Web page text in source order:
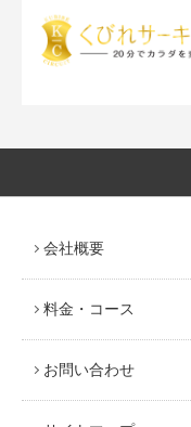
会社概要
料金・コース
お問い合わせ